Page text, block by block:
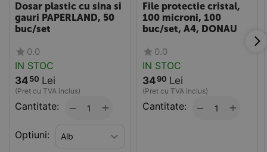
Dosar plastic cu sina si
gauri PAPERLAND, 50
buc/set
0.0
IN STOC
34 50 Lei
(Pret cu TVA inclus)
Cantitate: +
−
Optiuni:
File protectie cristal,
100 microni, 100
buc/set, A4, DONAU
0.0
IN STOC
3490 Lei
(Pret cu TVA inclus)
Cantitate: +
−